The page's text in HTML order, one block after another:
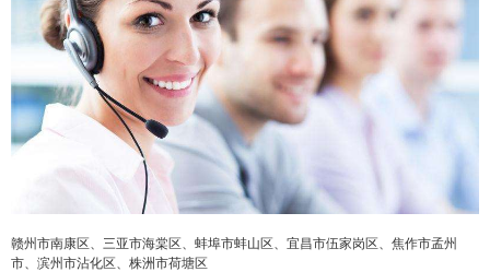
赣州市南康区、三亚市海棠区、蚌埠市蚌山区、宜昌市伍家岗区、焦作市孟州
市、滨州市沾化区、株洲市荷塘区